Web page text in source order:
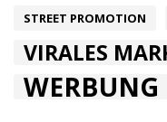
STREET PROMOTION
VIRALES
WERBUNG